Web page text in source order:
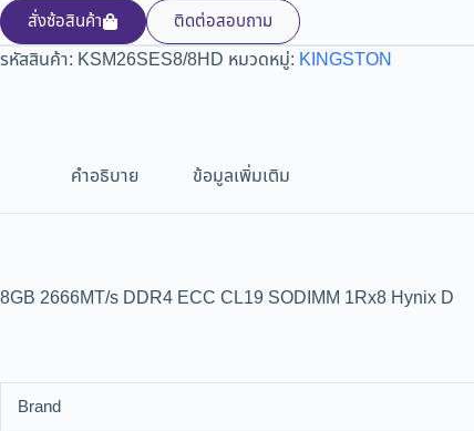
สั่งซ้อสินค้า
ติดต่อสอบถาม
รหัสสินค้า: KSM26SES8/8HD หมวดหมู่: KINGSTON
คำอธิบาย ข้อมูลเพิ่มเติม
8GB 2666MT/s DDR4 ECC CL19 SODIMM 1Rx8 Hynix D
Brand